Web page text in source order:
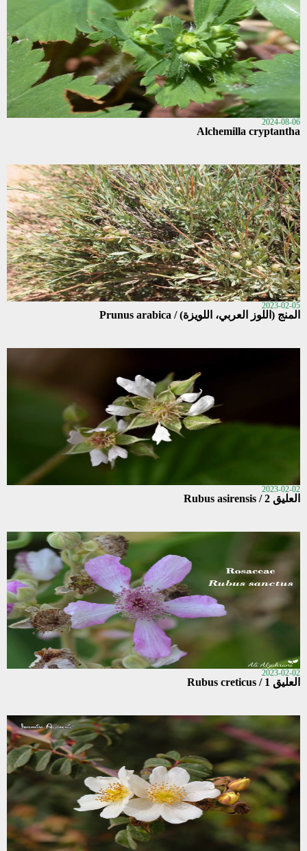
2024-08-06
Alchemilla cryptantha
2023-02-05
المنج (اللوز العربي، اللويزة) / Prunus arabica
2023-02-02
العليق 2 / Rubus asirensis
2023-02-02
العليق 1 / Rubus creticus